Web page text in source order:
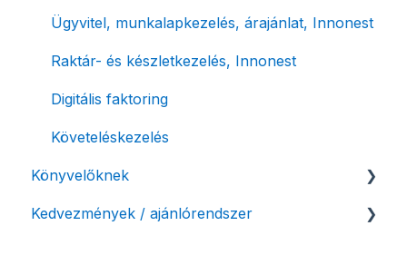
Ügyvitel, munkalapkezelés, árajánlat, Innonest
Raktár- és készletkezelés, Innonest
Digitális faktoring
Követeléskezelés
Könyvelőknek
Listák / adatexport
Kedvezmények / ajánlórendszer